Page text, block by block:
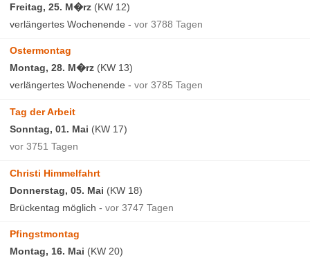
Freitag, 25. M�rz (KW 12)
verlängertes Wochenende -vor 3788 Tagen
Ostermontag
Montag, 28. M�rz (KW 13)
verlängertes Wochenende -vor 3785 Tagen
Tag der Arbeit
Sonntag, 01. Mai (KW 17)
vor 3751 Tagen
Christi Himmelfahrt
Donnerstag, 05. Mai (KW 18)
Brückentag möglich -vor 3747 Tagen
Pfingstmontag
Montag, 16. Mai (KW 20)